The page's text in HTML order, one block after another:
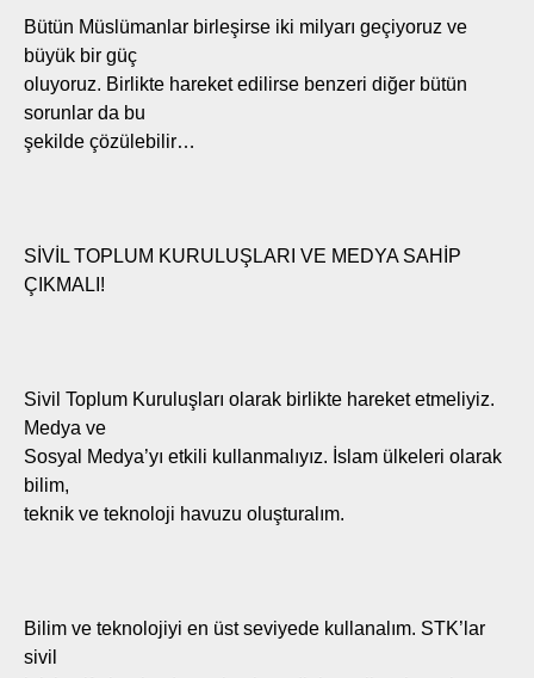
Bütün Müslümanlar birleşirse iki milyarı geçiyoruz ve
büyük bir güç
oluyoruz. Birlikte hareket edilirse benzeri diğer bütün
sorunlar da bu
şekilde çözülebilir…
SİVİL TOPLUM KURULUŞLARI VE MEDYA SAHİP
ÇIKMALI!
Sivil Toplum Kuruluşları olarak birlikte hareket etmeliyiz.
Medya ve
Sosyal Medya’yı etkili kullanmalıyız. İslam ülkeleri olarak
bilim,
teknik ve teknoloji havuzu oluşturalım.
Bilim ve teknolojiyi en üst seviyede kullanalım. STK’lar
sivil